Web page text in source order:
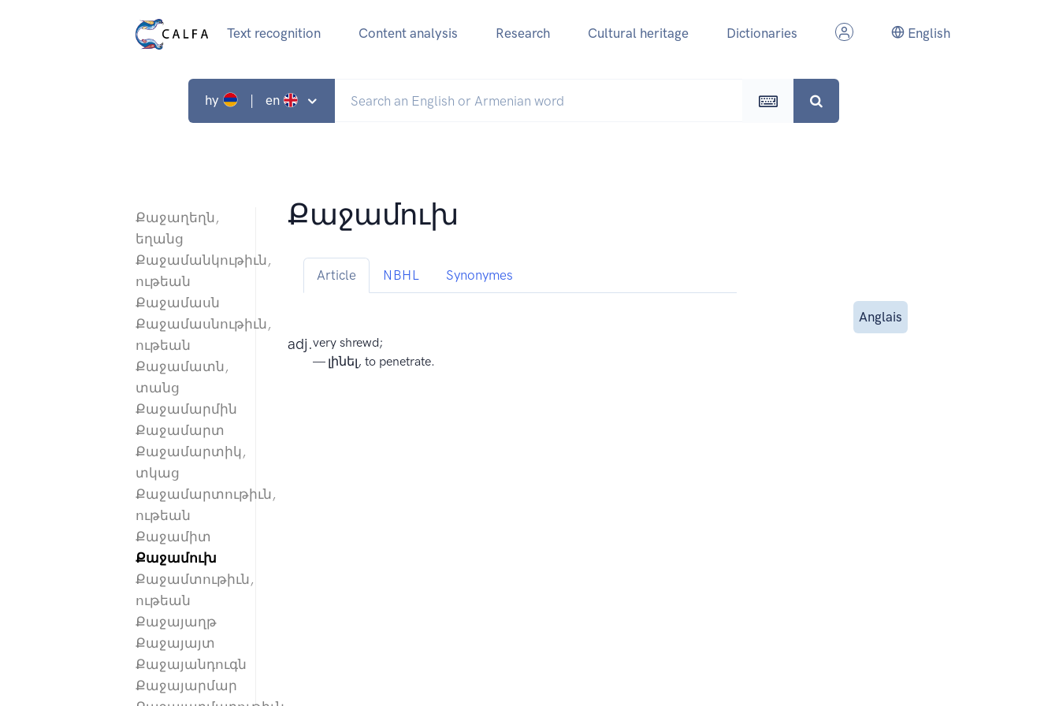
Text recognition Content analysis Research Cultural heritage Dictionaries English
hy | en
Քաջաղեղն,
եղանց
Քաջամանկութիւն,
ութեան
Քաջամասն
Քաջամասնութիւն,
ութեան
Քաջամատն,
տանց
Քաջամարմին
Քաջամարտ
Քաջամարտիկ,
տկաց
Քաջամարտութիւն,
ութեան
Քաջամիտ
Քաջամուխ
Քաջամտութիւն,
ութեան
Քաջայաղթ
Քաջայայտ
Քաջայանդուգն
Քաջայարմար
Քաջամուխ
Article NBHL Synonymes
Anglais
adj.very shrewd;
— լինել, to penetrate.